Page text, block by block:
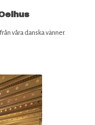
våra danska vänner.